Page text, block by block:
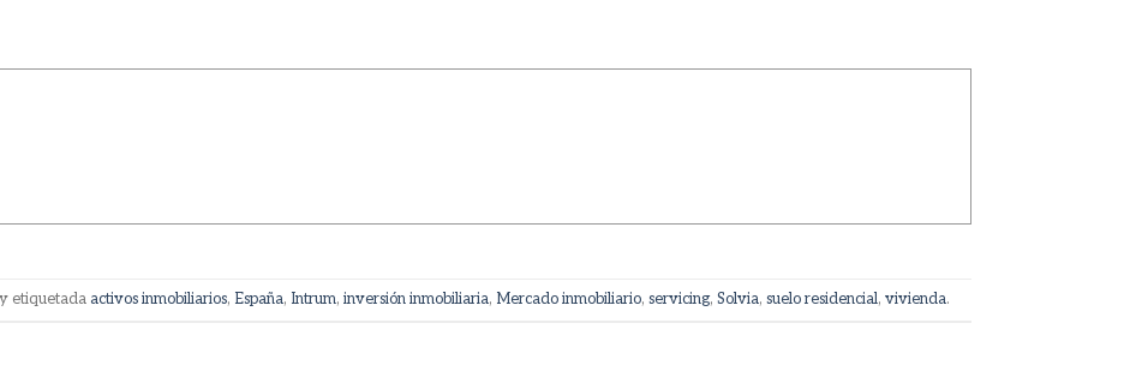
y etiquetada activos inmobiliarios, España, Intrum,inversión inmobiliaria, Mercado inmobiliario,servicing,Solvia,suelo residencial,vivienda.